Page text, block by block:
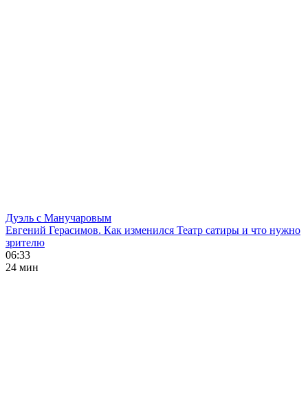
Дуэль с Манучаровым
Евгений Герасимов. Как изменился Театр сатиры и что нужно
зрителю
06:33
24 мин